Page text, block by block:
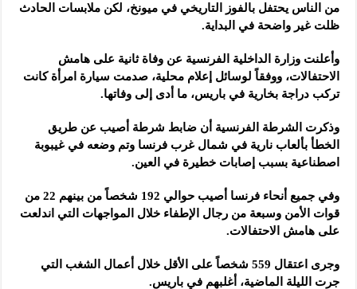
من الناس يحتفل بالفوز التاريخي في ميونخ، لكن ملابسات الحادث
ظلت غير واضحة في البداية.
وأعلنت وزارة الداخلية الفرنسية عن وفاة ثانية على هامش
الاحتفالات، ووفقاً لوسائل إعلام محلية، صدمت سيارة امرأة كانت
تركب دراجة بخارية في باريس، ما أدى إلى وفاتها.
وذكرت الشرطة الفرنسية أن ضابط شرطة أصيب عن طريق
الخطأ بألعاب نارية في شمال غرب فرنسا وتم وضعه في غيبوبة
اصطناعية بسبب إصابات خطيرة في العين.
وفي جميع أنحاء فرنسا أصيب حوالي 192 شخصاً من بينهم 22 من
قوات الأمن وسبعة من رجال الإطفاء خلال المواجهات التي اندلعت
على هامش الاحتفالات.
وجرى اعتقال 559 شخصاً على الأقل خلال أعمال الشغب التي
جرت الليلة الماضية، أغلبهم في باريس.